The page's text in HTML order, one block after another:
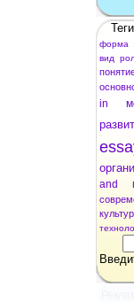
форма
вид
in
and